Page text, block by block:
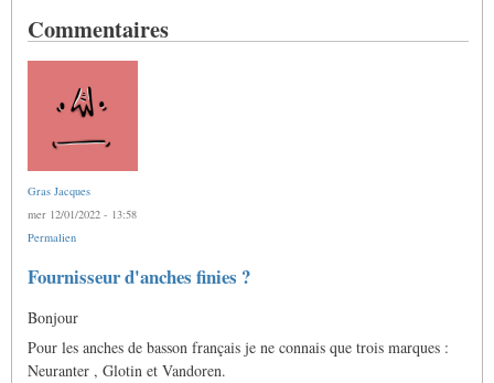
Commentaires
Gras Jacques
mer 12/01/2022 - 13:58
Permalien
Fournisseur d'anches finies ?
Bonjour
Pour les anches de basson français je ne connais que trois marques :
Neuranter , Glotin et Vandoren.